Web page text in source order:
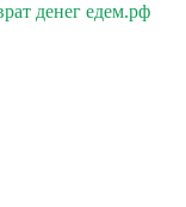
денег едем.рф